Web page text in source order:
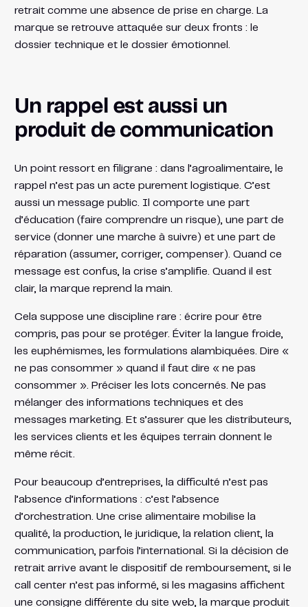
retrait comme une absence de prise en charge. La
marque se retrouve attaquée sur deux fronts : le
dossier technique et le dossier émotionnel.
Un rappel est aussi un
produit de communication
Un point ressort en filigrane : dans l’agroalimentaire, le
rappel n’est pas un acte purement logistique. C’est
aussi un message public. Il comporte une part
d’éducation (faire comprendre un risque), une part de
service (donner une marche à suivre) et une part de
réparation (assumer, corriger, compenser). Quand ce
message est confus, la crise s’amplifie. Quand il est
clair, la marque reprend la main.
Cela suppose une discipline rare : écrire pour être
compris, pas pour se protéger. Éviter la langue froide,
les euphémismes, les formulations alambiquées. Dire «
ne pas consommer » quand il faut dire « ne pas
consommer ». Préciser les lots concernés. Ne pas
mélanger des informations techniques et des
messages marketing. Et s’assurer que les distributeurs,
les services clients et les équipes terrain donnent le
même récit.
Pour beaucoup d’entreprises, la difficulté n’est pas
l’absence d’informations : c’est l’absence
d’orchestration. Une crise alimentaire mobilise la
qualité, la production, le juridique, la relation client, la
communication, parfois l’international. Si la décision de
retrait arrive avant le dispositif de remboursement, si le
call center n’est pas informé, si les magasins affichent
une consigne différente du site web, la marque produit